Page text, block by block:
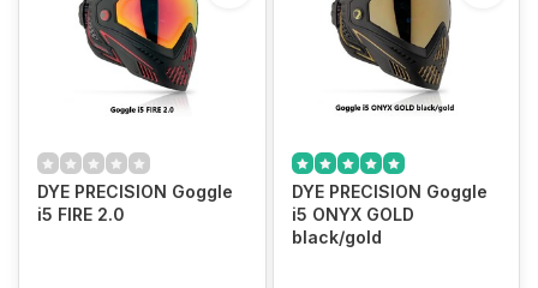
DYE PRECISION Goggle
i5 FIRE 2.0
DYE PRECISION Goggle
i5 ONYX GOLD
black/gold